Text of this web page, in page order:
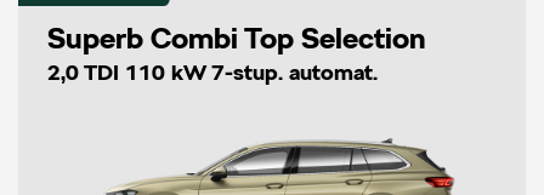
Superb Combi Top Selection
2,0 TDI 110 kW 7-stup. automat.